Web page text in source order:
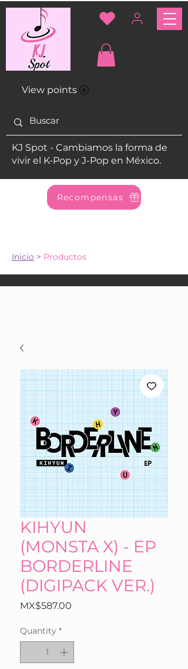
View points
KJ Spot - Cambiamos la forma de
vivir el K-Pop y J-Pop en México.
Recompensas
Inicio > Productos
KIHYUN
(MONSTA X) - EP
BORDERLINE
(DIGIPACK VER.)
MX$587.00
Quantity *